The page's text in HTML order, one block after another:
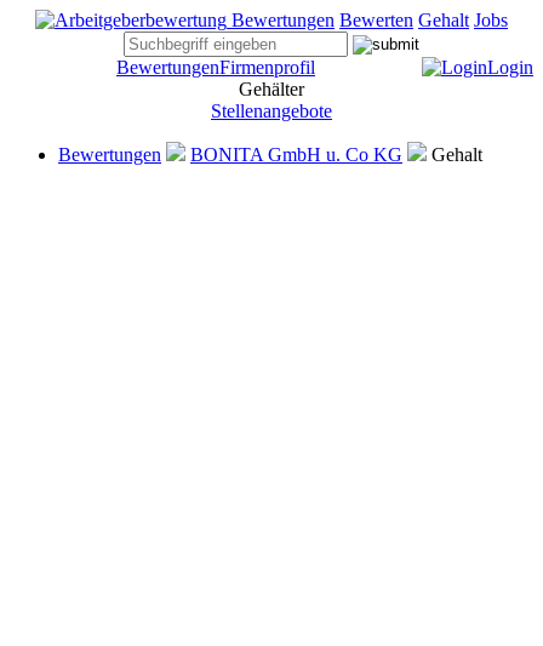
Bewertungen Bewerten Gehalt Jobs
Login
BewertungenFirmenprofil
Gehälter
Stellenangebote
Bewertungen BONITA GmbH u. Co KG Gehalt